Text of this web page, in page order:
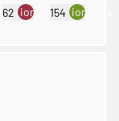
62 ion:minus
154 ion:plus